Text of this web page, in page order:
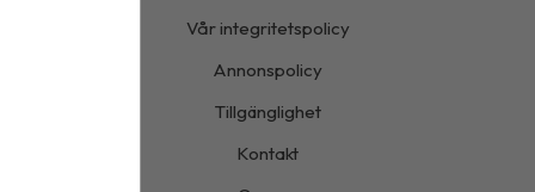
Vår integritetspolicy
Annonspolicy
Tillgänglighet
Kontakt